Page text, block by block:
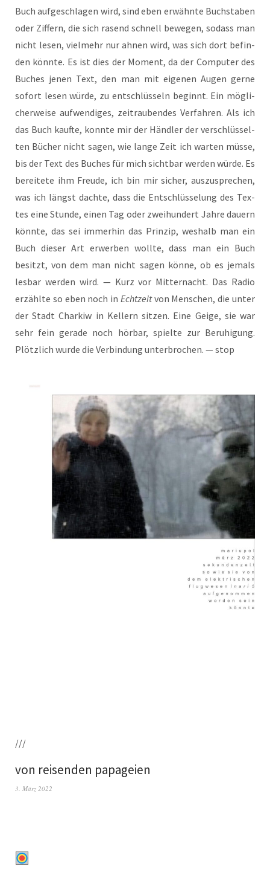
Buch auf­ge­schla­gen wird, sind eben erwähn­te Buch­sta­ben
oder Zif­fern, die sich rasend schnell bewe­gen, sodass man
nicht lesen, viel­mehr nur ahnen wird, was sich dort befin­
den könn­te. Es ist dies der Moment, da der Com­pu­ter des
Buches jenen Text, den man mit eige­nen Augen ger­ne
sofort lesen wür­de, zu ent­schlüs­seln beginnt. Ein mög­li­
cher­wei­se auf­wen­di­ges, zeit­rau­ben­des Ver­fah­ren. Als ich
das Buch kauf­te, konn­te mir der Händ­ler der ver­schlüs­sel­
ten Bücher nicht sagen, wie lan­ge Zeit ich war­ten müs­se,
bis der Text des Buches für mich sicht­bar wer­den wür­de. Es
berei­te­te ihm Freu­de, ich bin mir sicher, aus­zu­spre­chen,
was ich längst dach­te, dass die Ent­schlüs­se­lung des Tex­
tes eine Stun­de, einen Tag oder zwei­hun­dert Jah­re dau­ern
könn­te, das sei immer­hin das Prin­zip, wes­halb man ein
Buch die­ser Art erwer­ben woll­te, dass man ein Buch
besitzt, von dem man nicht sagen kön­ne, ob es jemals
les­bar wer­den wird. — Kurz vor Mit­ter­nacht. Das Radio
erzähl­te so eben noch in Echt­zeitvon Men­schen, die unter
der Stadt Char­kiw in Kel­lern sit­zen. Eine Gei­ge, sie war
sehr fein gera­de noch hör­bar, spiel­te zur Beru­hi­gung.
Plötz­lich wur­de die Ver­bin­dung unter­bro­chen. — stop
///
von reisenden papageien
3. März 2022